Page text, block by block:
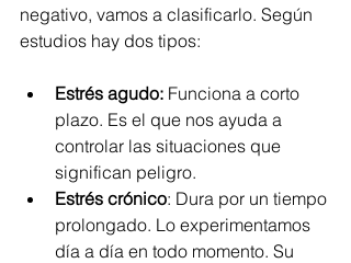
negativo, vamos a clasificarlo. Según
estudios hay dos tipos:
Estrés agudo: Funciona a corto
plazo. Es el que nos ayuda a
controlar las situaciones que
significan peligro.
Estrés crónico: Dura por un tiempo
prolongado. Lo experimentamos
día a día en todo momento. Su